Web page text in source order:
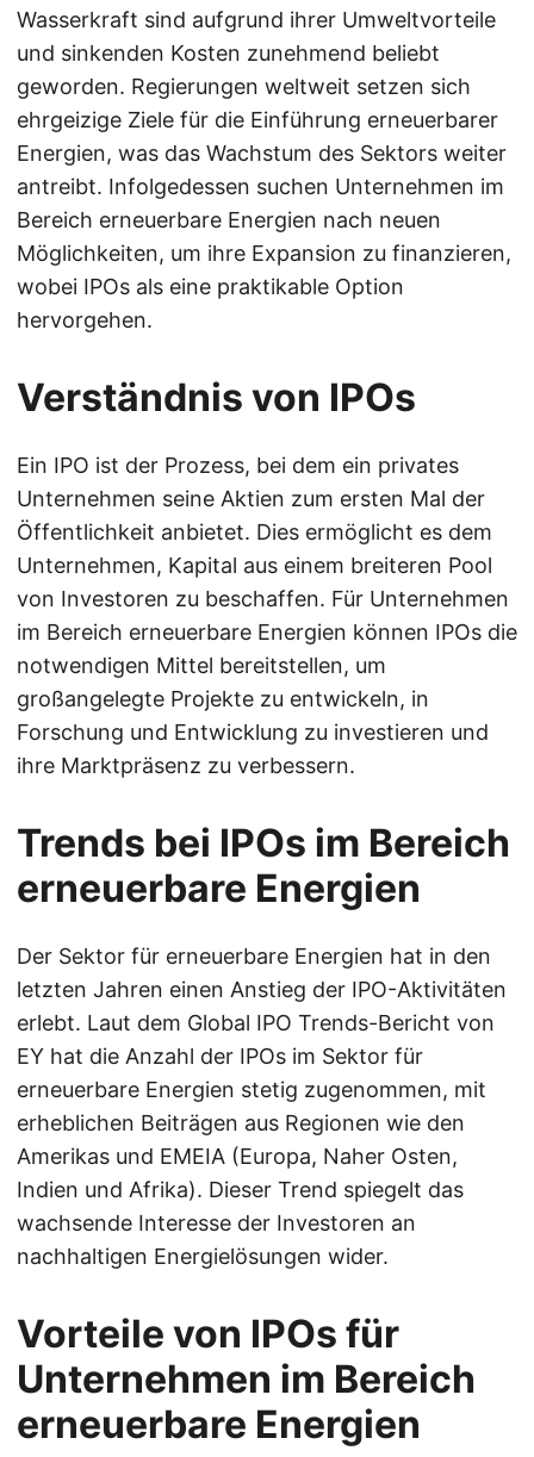
Wasserkraft sind aufgrund ihrer Umweltvorteile
und sinkenden Kosten zunehmend beliebt
geworden. Regierungen weltweit setzen sich
ehrgeizige Ziele für die Einführung erneuerbarer
Energien, was das Wachstum des Sektors weiter
antreibt. Infolgedessen suchen Unternehmen im
Bereich erneuerbare Energien nach neuen
Möglichkeiten, um ihre Expansion zu finanzieren,
wobei IPOs als eine praktikable Option
hervorgehen.
Verständnis von IPOs
Ein IPO ist der Prozess, bei dem ein privates
Unternehmen seine Aktien zum ersten Mal der
Öffentlichkeit anbietet. Dies ermöglicht es dem
Unternehmen, Kapital aus einem breiteren Pool
von Investoren zu beschaffen. Für Unternehmen
im Bereich erneuerbare Energien können IPOs die
notwendigen Mittel bereitstellen, um
großangelegte Projekte zu entwickeln, in
Forschung und Entwicklung zu investieren und
ihre Marktpräsenz zu verbessern.
Trends bei IPOs im Bereich
erneuerbare Energien
Der Sektor für erneuerbare Energien hat in den
letzten Jahren einen Anstieg der IPO-Aktivitäten
erlebt. Laut dem Global IPO Trends-Bericht von
EY hat die Anzahl der IPOs im Sektor für
erneuerbare Energien stetig zugenommen, mit
erheblichen Beiträgen aus Regionen wie den
Amerikas und EMEIA (Europa, Naher Osten,
Indien und Afrika). Dieser Trend spiegelt das
wachsende Interesse der Investoren an
nachhaltigen Energielösungen wider.
Vorteile von IPOs für
Unternehmen im Bereich
erneuerbare Energien